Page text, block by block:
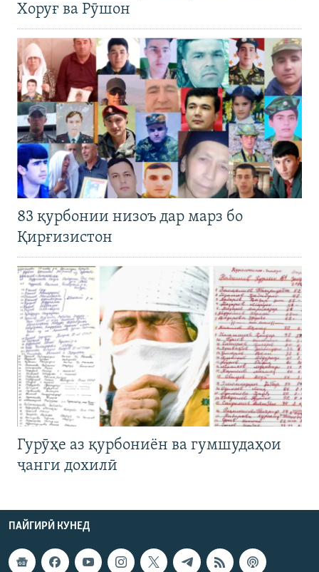
Хоруғ ва Рӯшон
83 қурбонии низоъ дар марз бо
Қирғизистон
Гурӯҳе аз қурбониён ва гумшудаҳои
ҷанги дохилӣ
ПАЙГИРӢ КУНЕД